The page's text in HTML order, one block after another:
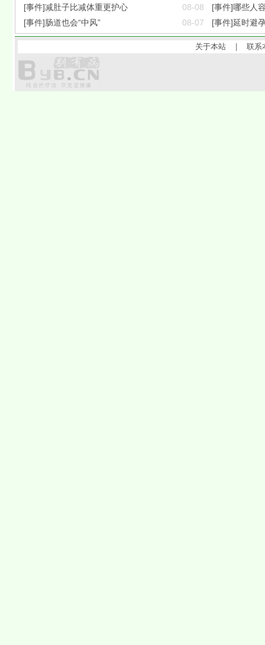
[事件]减肚子比减体重更护心 08-08
[事件]哪些人
[事件]肠道也会“中风”
08-07 [事件]延时避
关于本站 |联系